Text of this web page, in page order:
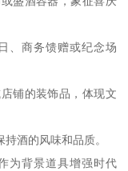
、商务馈赠或纪念场
铺的装饰品，体现文
酒的风味和品质。
为背景道具增强时代